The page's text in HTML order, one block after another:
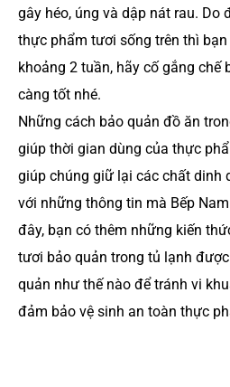
gây héo, úng và dập nát rau. Do
thực phẩm tươi sống trên thì
khoảng 2 tuần, hãy cố gắng chế
càng tốt nhé.
Những cách bảo quản đồ ăn
giúp thời gian dùng của thực
giúp chúng giữ lại các chất dinh
với những thông tin mà Bếp
đây, bạn có thêm những kiến
tươi bảo quản trong tủ lạnh
quản như thế nào để tránh vi
đảm bảo vệ sinh an toàn thực